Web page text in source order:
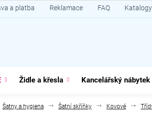
a platba Reklamace FAQ Katalogy
Židle a křesla Kancelářský nábytek
Šatny a hygiena Šatní skříňky Kovové